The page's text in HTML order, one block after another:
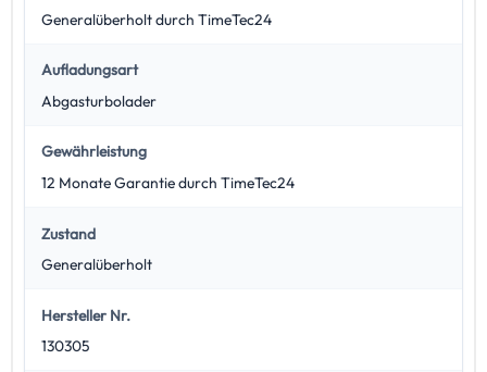
Generalüberholt durch TimeTec24
Aufladungsart
Abgasturbolader
Gewährleistung
12 Monate Garantie durch TimeTec24
Zustand
Generalüberholt
Hersteller Nr.
130305